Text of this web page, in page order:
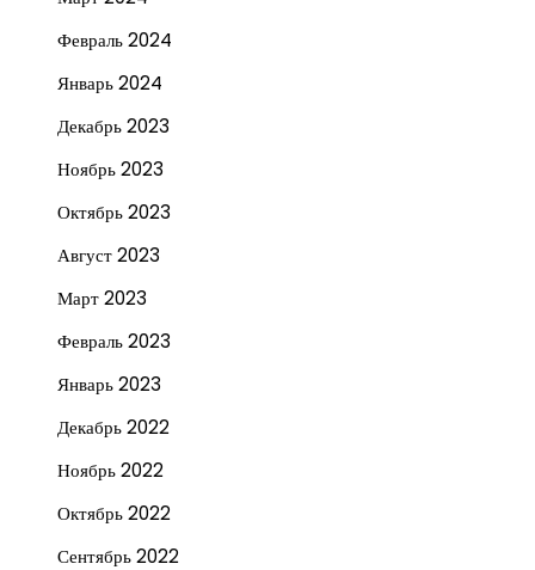
Февраль 2024
Январь 2024
Декабрь 2023
Ноябрь 2023
Октябрь 2023
Август 2023
Март 2023
Февраль 2023
Январь 2023
Декабрь 2022
Ноябрь 2022
Октябрь 2022
Сентябрь 2022